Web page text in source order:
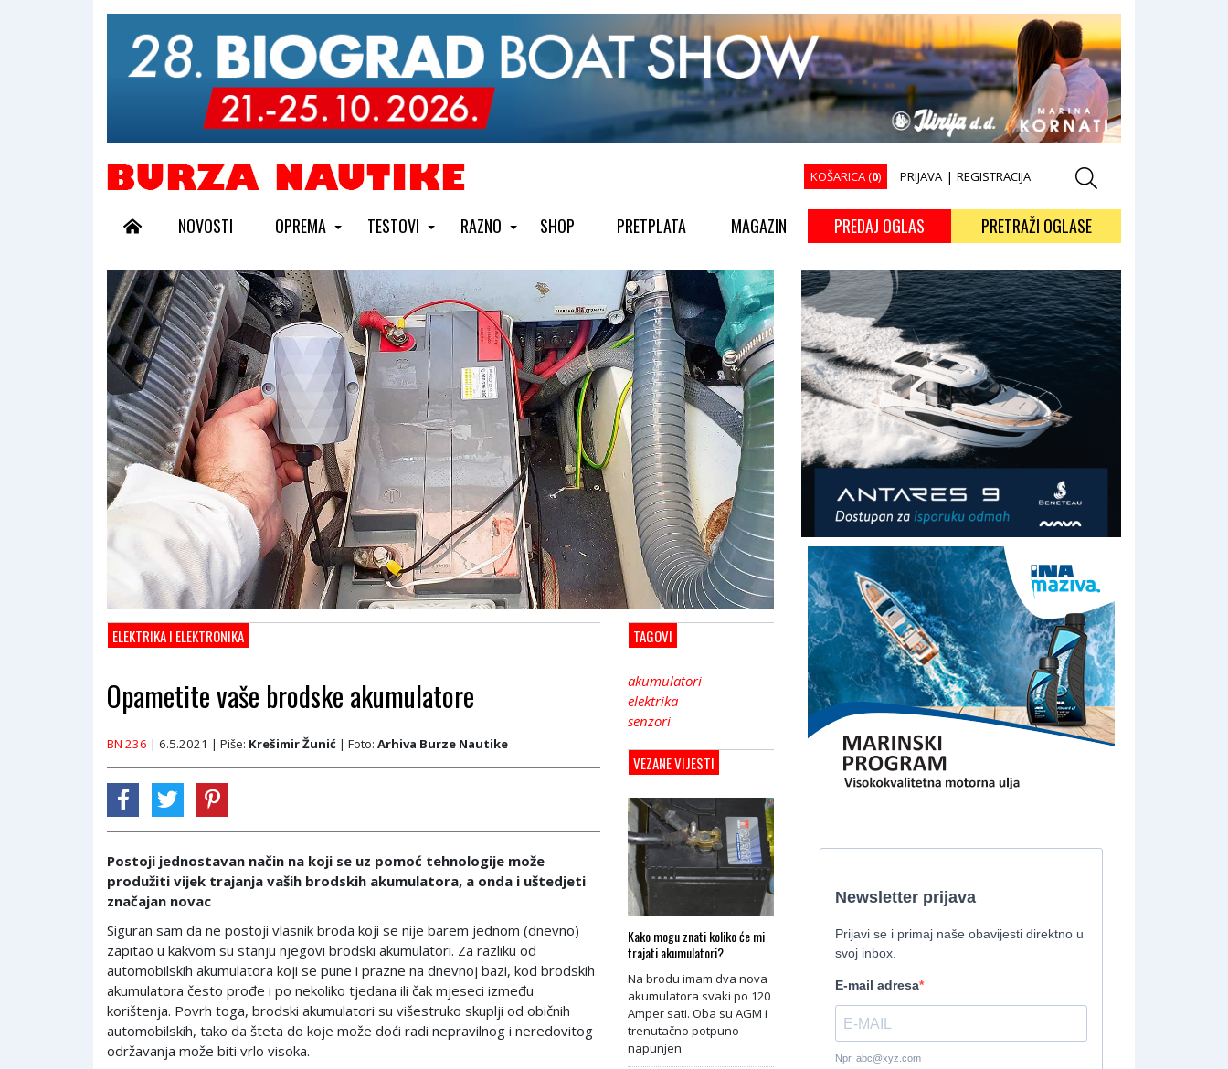
KOŠARICA (0) PRIJAVA | REGISTRACIJA
NOVOSTI OPREMA TESTOVI RAZNO SHOP PRETPLATA MAGAZIN PREDAJ OGLAS PRETRAŽI OGLASE
ELEKTRIKA I ELEKTRONIKA
Opametite vaše brodske akumulatore
BN 236 | 6.5.2021 | Piše: Krešimir Žunić | Foto: Arhiva Burze Nautike
Postoji jednostavan način na koji se uz pomoć tehnologije može
produžiti vijek trajanja vaših brodskih akumulatora, a onda i uštedjeti
značajan novac
Siguran sam da ne postoji vlasnik broda koji se nije barem jednom (dnevno)
zapitao u kakvom su stanju njegovi brodski akumulatori. Za razliku od
automobilskih akumulatora koji se pune i prazne na dnevnoj bazi, kod brodskih
akumulatora često prođe i po nekoliko tjedana ili čak mjeseci između
korištenja. Povrh toga, brodski akumulatori su višestruko skuplji od običnih
automobilskih, tako da šteta do koje može doći radi nepravilnog i neredovitog
održavanja može biti vrlo visoka.
TAGOVI
akumulatori
elektrika
senzori
VEZANE VIJESTI
Kako mogu znati koliko će mi
trajati akumulatori?
Na brodu imam dva nova
akumulatora svaki po 120
Amper sati. Oba su AGM i
trenutačno potpuno
napunjen